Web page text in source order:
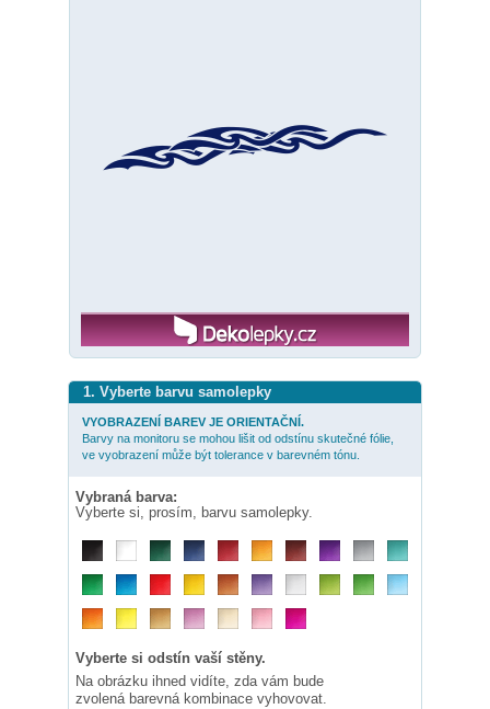
1. Vyberte barvu samolepky
VYOBRAZENÍ BAREV JE ORIENTAČNÍ.
Barvy na monitoru se mohou lišit od odstínu skutečné fólie,
ve vyobrazení může být tolerance v barevném tónu.
Vybraná barva:
Vyberte si, prosím, barvu samolepky.
Vyberte si odstín vaší stěny.
Na obrázku ihned vidíte, zda vám bude
zvolená barevná kombinace vyhovovat.